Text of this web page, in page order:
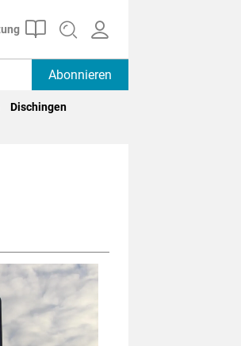
Abonnieren
Dischingen